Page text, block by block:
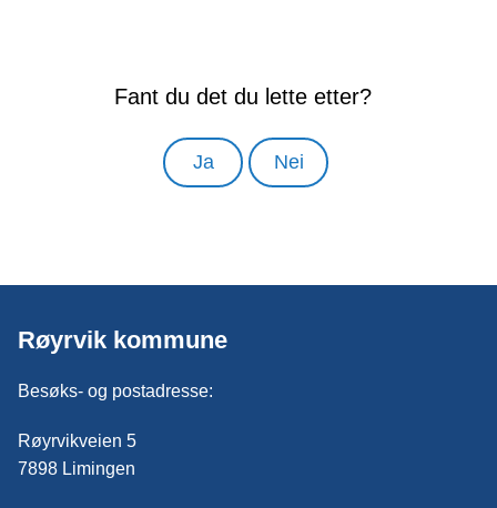
Fant du det du lette etter?
Ja Nei
Røyrvik kommune
Besøks- og postadresse:
Røyrvikveien 5
7898 Limingen